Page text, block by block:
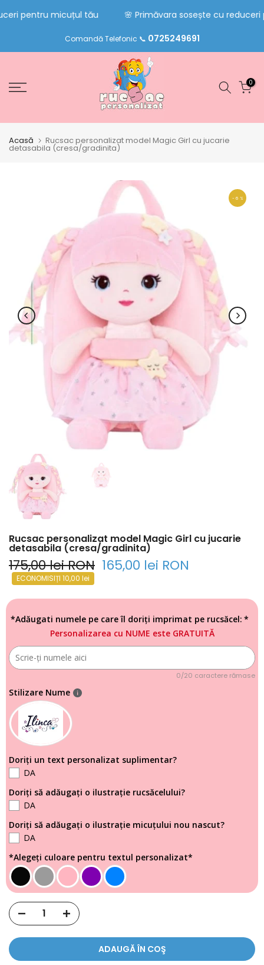
Saripentru micuțul tău 🌸 Primăvara sosește cu reduceri
Comandă Telefonic 📞 0725249691
0
Acasă Rucsac personalizat model Magic Girl cu jucarie
detasabila (cresa/gradinita)
- 6 %
Rucsac personalizat model Magic Girl cu jucarie
detasabila (cresa/gradinita)
175,00 lei RON 165,00 lei RON
ECONOMISIȚI 10,00 lei
Personalizarea cu NUME este GRATUITĂ
*Adăugati numele pe care îl doriți imprimat pe rucsăcel:
0/20 caractere rămase
Stilizare Nume
Doriți un text personalizat suplimentar?
DA
Doriți să adăugați o ilustrație rucsăcelului?
DA
Doriți să adăugați o ilustrație micuțului nou nascut?
DA
*Alegeți culoare pentru textul personalizat*
ADAUGĂ ÎN COŞ